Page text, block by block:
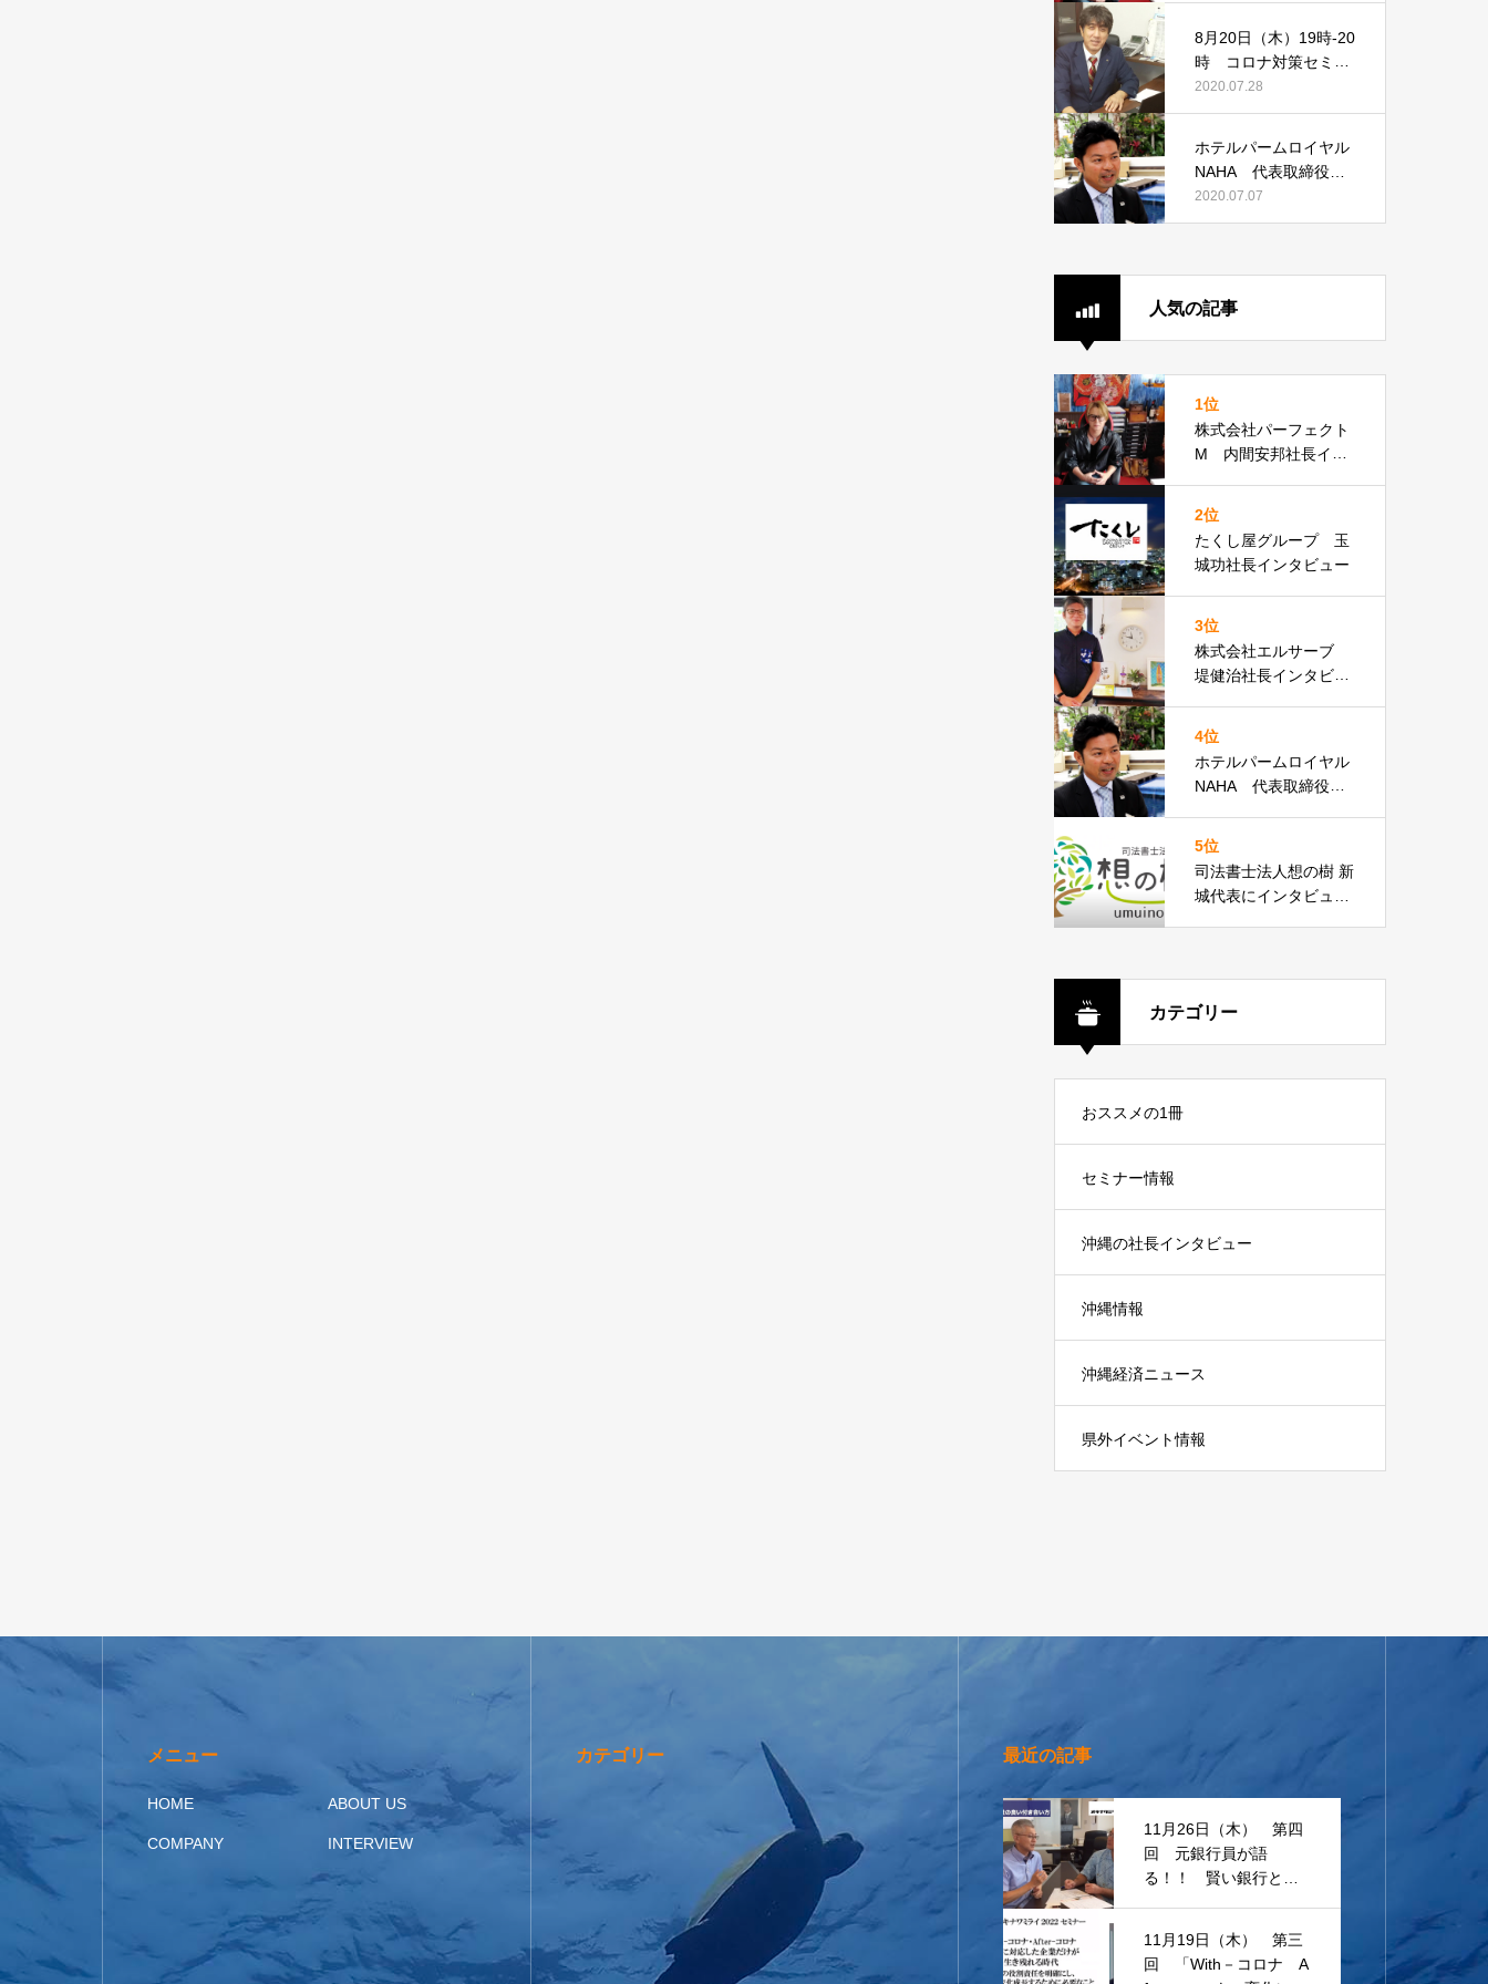
8月20日（木）19時-20
時 コロナ対策セミナ
ー開催 第一回「過労
死対策できています
ません！」
2020.07.28
ホテルパームロイヤル
NAHA 代表取締役支
配人 高倉直久様イン
タビュー
2020.07.07
人気の記事
1位
株式会社パーフェクト
M 内間安邦社長イン
2位
たくし屋グループ 玉
城功社長インタビュー
3位
株式会社エルサーブ
堤健治社長インタビュ
4位
ホテルパームロイヤル
NAHA 代表取締役支
5位
司法書士法人想の樹 新
城代表にインタビュー
カテゴリー
おススメの1冊
セミナー情報
沖縄の社長インタビュー
沖縄情報
沖縄経済ニュース
県外イベント情報
メニュー
HOME ABOUT US
COMPANY INTERVIEW
カテゴリー 最近の記事
11月26日（木） 第四
回 元銀行員が語
る！！ 賢い銀行との
11月19日（木） 第三
回 「With－コロナ A